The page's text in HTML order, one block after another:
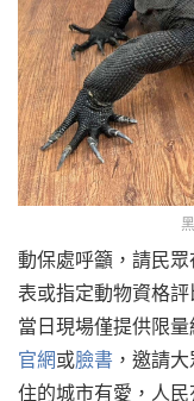
動保處呼籲，請民
表或指定動物資格
當日現場僅提供限
官網或臉書 ，邀請
住的城市有愛，人